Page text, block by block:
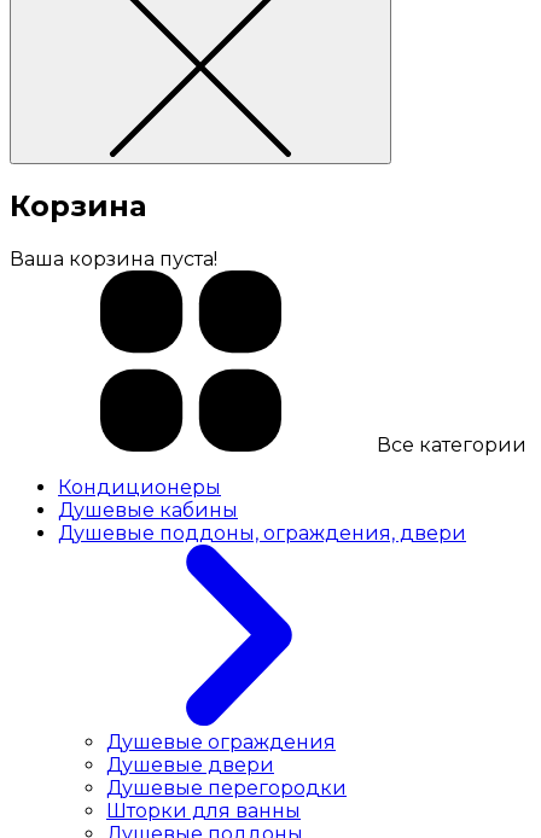
Корзина
Ваша корзина пуста!
Все категории
Кондиционеры
Душевые кабины
Душевые поддоны, ограждения, двери
Душевые ограждения
Душевые двери
Душевые перегородки
Шторки для ванны